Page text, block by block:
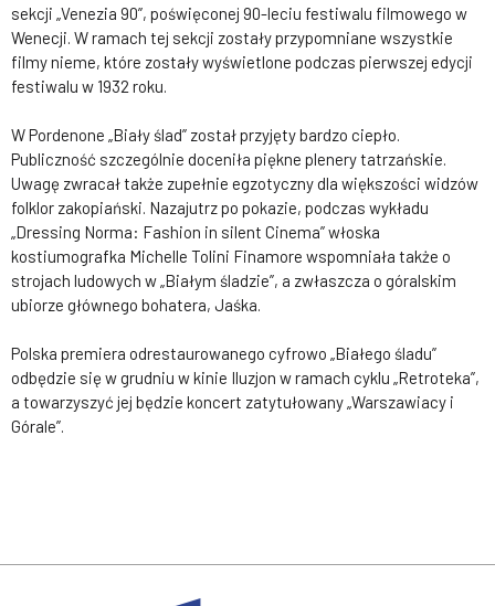
sekcji „Venezia 90”, poświęconej 90-leciu festiwalu filmowego w
Wenecji. W ramach tej sekcji zostały przypomniane wszystkie
filmy nieme, które zostały wyświetlone podczas pierwszej edycji
festiwalu w 1932 roku.
W Pordenone „Biały ślad” został przyjęty bardzo ciepło.
Publiczność szczególnie doceniła piękne plenery tatrzańskie.
Uwagę zwracał także zupełnie egzotyczny dla większości widzów
folklor zakopiański. Nazajutrz po pokazie, podczas wykładu
„Dressing Norma: Fashion in silent Cinema” włoska
kostiumografka Michelle Tolini Finamore wspomniała także o
strojach ludowych w „Białym śladzie”, a zwłaszcza o góralskim
ubiorze głównego bohatera, Jaśka.
Polska premiera odrestaurowanego cyfrowo „Białego śladu”
odbędzie się w grudniu w kinie Iluzjon w ramach cyklu „Retroteka”,
a towarzyszyć jej będzie koncert zatytułowany „Warszawiacy i
Górale”.